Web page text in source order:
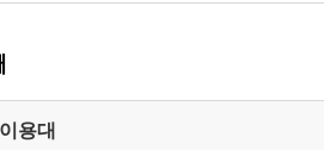
린 신
스
용대